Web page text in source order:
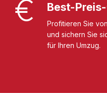
Best-
Profitieren Sie
und sichern Sie
für Ihren Umzug.